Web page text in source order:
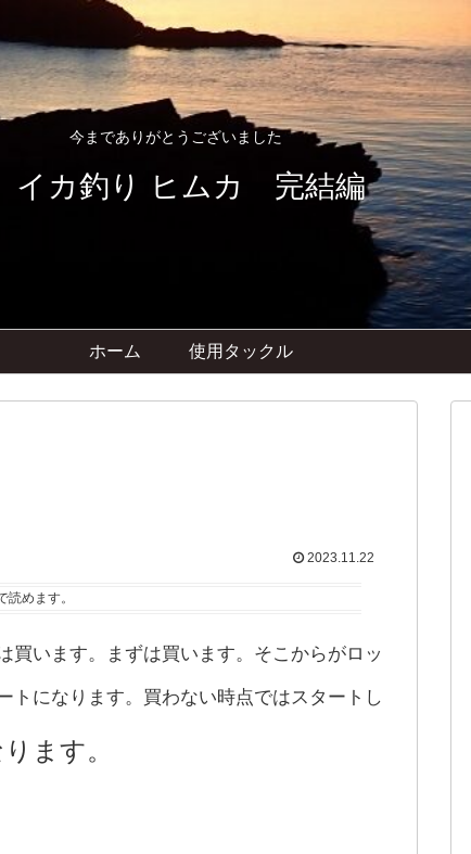
今までありがとうございました
イカ釣り ヒムカ 完結編
ホーム 使用タックル
2023.11.22
読めます。
買います。まずは買います。そこからがロッ
トになります。買わない時点ではスタートし
ます。